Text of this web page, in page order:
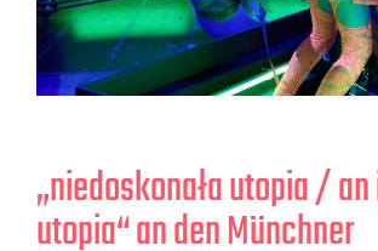
„niedoskonała utopia /
utopia“ an den Münchner